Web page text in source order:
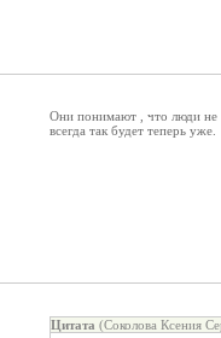
Они понимают , что люди не
всегда так будет теперь уже.
Цитата (Соколова Ксения